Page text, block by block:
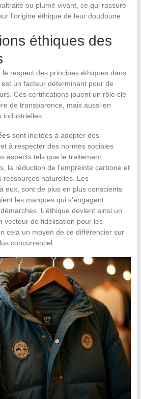
ou plumé vivant, ce qui rassure
l’origine éthique de leur doudoune.
éthiques des
respect des principes éthiques dans
un facteur déterminant pour de
Ces certifications jouent un rôle clé
de transparence, mais aussi en
industrielles.
sont incitées à adopter des
à respecter des normes sociales
aspects tels que le traitement
la réduction de l’empreinte carbone et
ressources naturelles. Les
eux, sont de plus en plus conscients
les marques qui s’engagent
L’éthique devient ainsi un
vecteur de fidélisation pour les
cela un moyen de se différencier sur
concurrentiel.